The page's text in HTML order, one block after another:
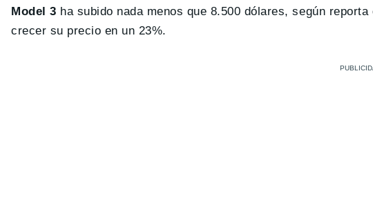
Model 3 ha subido nada menos que 8.500 dólares, según
crecer su precio en un 23%.